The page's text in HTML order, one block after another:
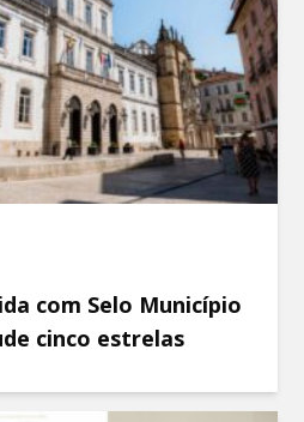
com Selo Município
cinco estrelas